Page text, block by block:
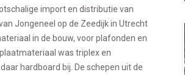
import en distributie van
Jongeneel op de Zeedijk in Utrecht
in de bouw, voor plafonden en
was triplex en
hardboard bij. De schepen uit de